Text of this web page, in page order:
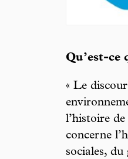
Qu’est-ce
« Le
l’histoire
concerne
sociales, du